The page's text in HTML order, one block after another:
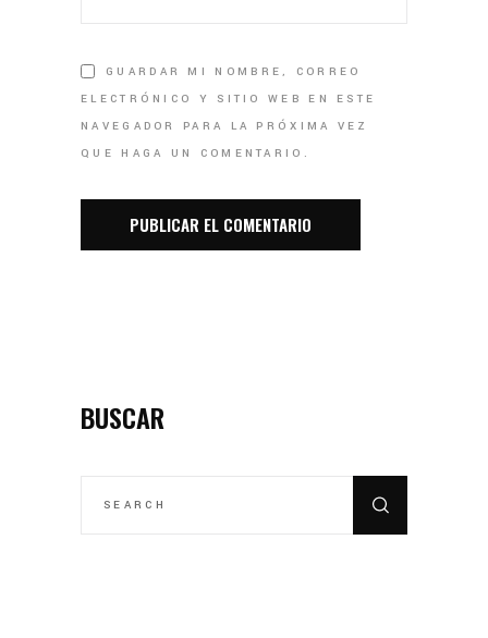
GUARDAR MI NOMBRE, CORREO
ELECTRÓNICO Y SITIO WEB EN ESTE
NAVEGADOR PARA LA PRÓXIMA VEZ
QUE HAGA UN COMENTARIO.
BUSCAR